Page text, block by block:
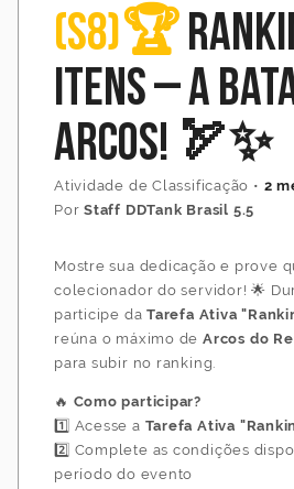
(S8)🏆
Itens – A
Arcos! 🏹✨
Atividade de Classificação • 2
PorStaff DDTank Brasil 5.5
Mostre sua dedicação e prove
colecionador do servidor! 🌟
participe daTarefa Ativa
reúna o máximo deArcos do
para subir no ranking.
🔥 Como participar?
1️⃣ Acesse a Tarefa Ativa
2️⃣ Complete as condições
período do evento